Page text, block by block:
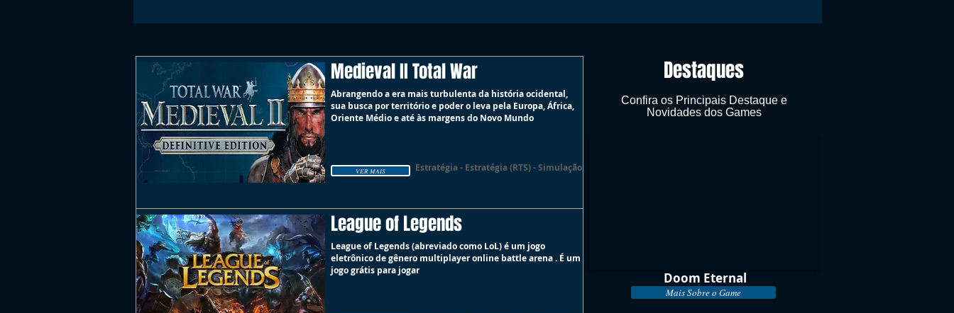
Medieval II Total War
Abrangendo a era mais turbulenta da história ocidental,
sua busca por território e poder o leva pela Europa, África,
Oriente Médio e até às margens do Novo Mundo
VER MAIS Estratégia - Estratégia (RTS) - Simulação
League of Legends
League of Legends (abreviado como LoL) é um jogo
eletrônico de gênero multiplayer online battle arena . É um
jogo grátis para jogar
Destaques
Confira os Principais Destaque e
Novidades dos Games
Doom Eternal
Mais Sobre o Game